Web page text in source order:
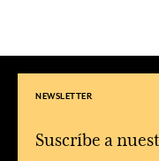
NEWSLETTER
Suscríbe a